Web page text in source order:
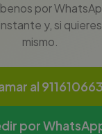
por
y, si
mismo.
al 911610663
por